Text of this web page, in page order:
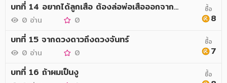
บทที่ 14 อยากได้ลูกเสือ ต้องล่อพ่อเสือออกจากถ้ำ
0 อ่าน 0
ซื้อ
8
บทที่ 15 จากดวงดาวถึงดวงจันทร์
0 อ่าน 0
ซื้อ
7
บทที่ 16 ถ้าผมเป็นงู
ซื้อ